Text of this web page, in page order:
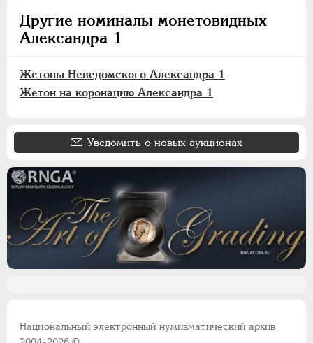
Другие номиналы монетовидных
Александра 1
Жетоны Неведомского Александра 1
Жетон на коронацию Александра 1
Уведомить о новых аукционах
Национальный электронный нумизматический архив